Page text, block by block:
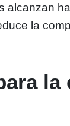
alcanzan
la
la